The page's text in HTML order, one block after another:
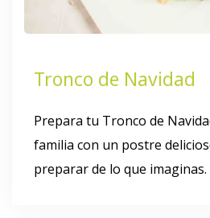
Tronco de Navidad
Prepara tu Tronco de
familia con un postre
preparar de lo que imaginas.